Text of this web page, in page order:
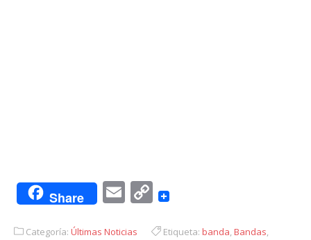
Share EmailCopy
Categoría: Últimas Noticias Etiqueta: banda,Bandas,